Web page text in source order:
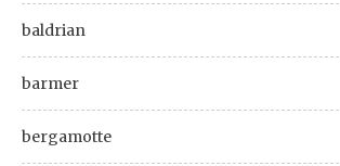
baldrian
barmer
bergamotte